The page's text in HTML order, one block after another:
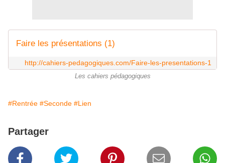
Faire les présentations (1)
http://cahiers-pedagogiques.com/Faire-les-presentations-1
Les cahiers pédagogiques
#Rentrée #Seconde #Lien
Partager